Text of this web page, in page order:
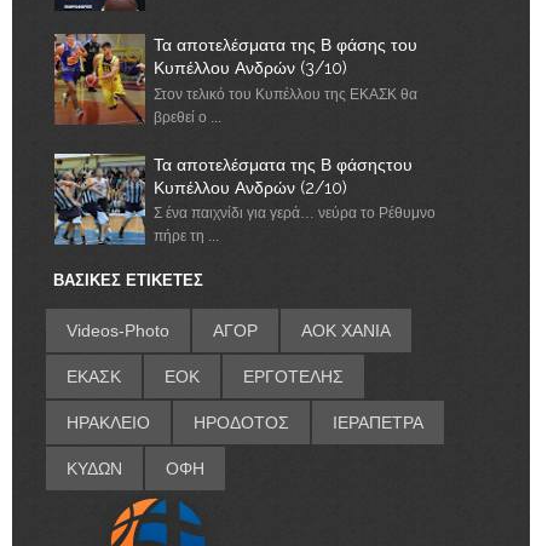
Τα αποτελέσματα της Β φάσης του
Κυπέλλου Ανδρών (3/10)
Στον τελικό του Κυπέλλου της ΕΚΑΣΚ θα
βρεθεί ο ...
Τα αποτελέσματα της Β φάσηςτου
Κυπέλλου Ανδρών (2/10)
Σ ένα παιχνίδι για γερά… νεύρα το Ρέθυμνο
πήρε τη ...
ΒΑΣΙΚΕΣ ΕΤΙΚΕΤΕΣ
Videos-Photo ΑΓΟΡ ΑΟΚ ΧΑΝΙΑ
ΕΚΑΣΚ ΕΟΚ ΕΡΓΟΤΕΛΗΣ
ΗΡΑΚΛΕΙΟ ΗΡΟΔΟΤΟΣ ΙΕΡΑΠΕΤΡΑ
ΚΥΔΩΝ ΟΦΗ